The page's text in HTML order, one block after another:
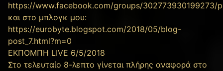
https://www.facebook.com/groups/302773930199273/
και στο μπλογκ μου:
https://eurobyte.blogspot.com/2018/05/blog-
post_7.html?m=0
ΕΚΠΟΜΠΗ LIVE 6/5/2018
Στο τελευταίο 8-λεπτο γίνεται πλήρης αναφορά στο